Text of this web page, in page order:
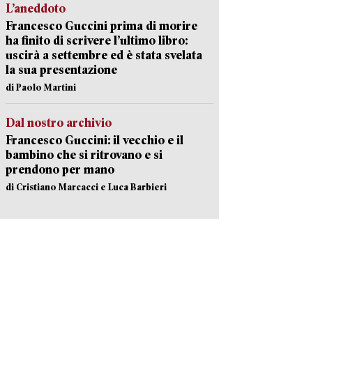
L’aneddoto
Francesco Guccini prima di morire
ha finito di scrivere l’ultimo libro:
uscirà a settembre ed è stata svelata
la sua presentazione
di Paolo Martini
Dal nostro archivio
Francesco Guccini: il vecchio e il
bambino che si ritrovano e si
prendono per mano
di Cristiano Marcacci e Luca Barbieri